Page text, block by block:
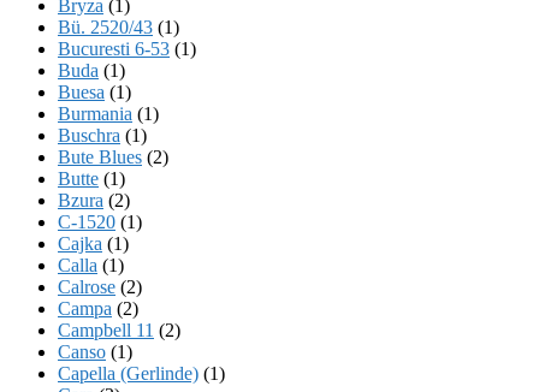
Bryza (1)
Bü. 2520/43 (1)
Bucuresti 6-53 (1)
Buda (1)
Buesa (1)
Burmania (1)
Buschra (1)
Bute Blues (2)
Butte (1)
Bzura (2)
C-1520 (1)
Cajka (1)
Calla (1)
Calrose (2)
Campa (2)
Campbell 11 (2)
Canso (1)
Capella (Gerlinde) (1)